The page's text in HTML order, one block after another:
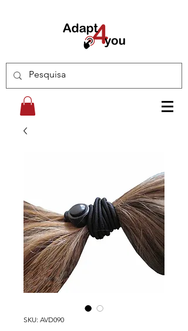
SKU: AVD090